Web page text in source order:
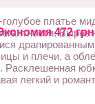
472 грн
голубое платье
Вырез
и плечи, а
Расклешенная
легкий и